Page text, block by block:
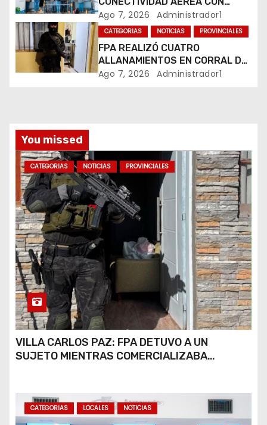
t
r
a
s
CUATRO VUELOS SEMANALES A
BUENOS AIRES
Ago 7, 2026 Administrador1
CATEGORIAS NOTICIAS PROVINCIALES
FPA REALIZÓ CUATRO
ALLANAMIENTOS EN CORRAL DE
BUSTOS-IFFLINGER
Ago 7, 2026 Administrador1
You missed
CATEGORIAS NOTICIAS PROVINCIALES
VILLA CARLOS PAZ: FPA DETUVO A UN
SUJETO MIENTRAS COMERCIALIZABA
CATEGORIAS LOCALES NOTICIAS